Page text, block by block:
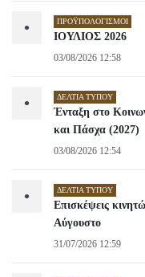
• ΠΡΟΫΠΟΛΟΓΙΣΜΟΊ
ΙΟΥΛΙΟΣ 2026
03/08/2026 12:58
• ΔΕΛΤΊΑ ΤΎΠΟΥ
Ένταξη στο
και Πάσχα (2027)
03/08/2026 12:54
• ΔΕΛΤΊΑ ΤΎΠΟΥ
Επισκέψεις
Αύγουστο
31/07/2026 12:59